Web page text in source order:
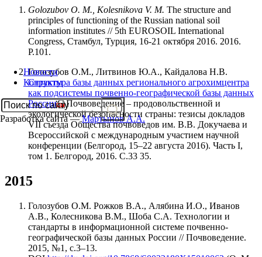
Новости
Контакты
Разработка сайта —Мартынов А.А.
Golozubov O. M., Kolesnikova V. M. The structure and
principles of functioning of the Russian national soil
information institutes // 5th EUROSOIL International
Congress, Стамбул, Турция, 16-21 октября 2016. 2016.
P.101.
Голозубов О.М., Литвинов Ю.А., Кайдалова Н.В.
Структура базы данных регионального агрохимцентра
как подсистемы почвенно-географической базы данных
России// Почвоведение – продовольственной и
экологической безопасности страны: тезисы докладов
VII съезда Общества почвоведов им. В.В. Докучаева и
Всероссийской с международным участием научной
конференции (Белгород, 15–22 августа 2016). Часть I,
том 1. Белгород, 2016. С.33 35.
2015
Голозубов О.М. Рожков В.А., Алябина И.О., Иванов
А.В., Колесникова В.М., Шоба С.А. Технологии и
стандарты в информационной системе почвенно-
географической базы данных России // Почвоведение.
2015, №1, с.3–13.